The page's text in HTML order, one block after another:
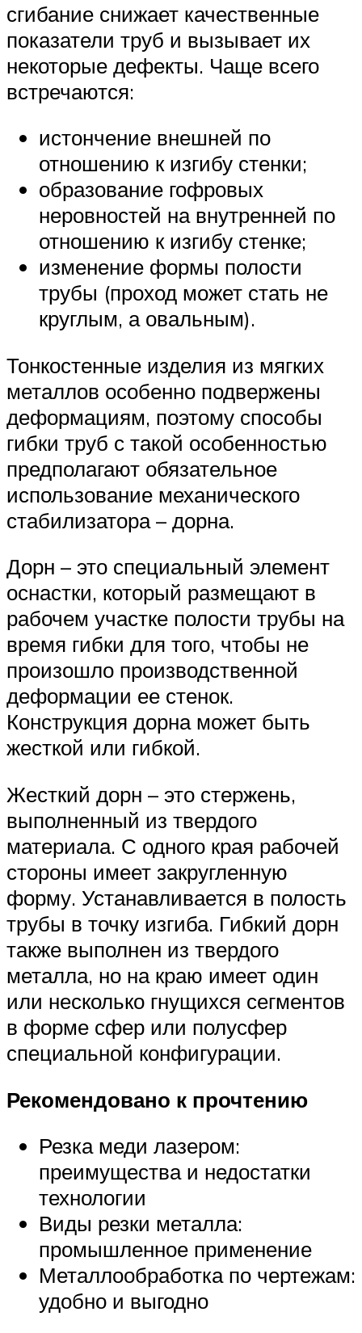
сгибание снижает качественные
показатели труб и вызывает их
некоторые дефекты. Чаще всего
встречаются:
истончение внешней по
отношению к изгибу стенки;
образование гофровых
неровностей на внутренней по
отношению к изгибу стенке;
изменение формы полости
трубы (проход может стать не
круглым, а овальным).
Тонкостенные изделия из мягких
металлов особенно подвержены
деформациям, поэтому способы
гибки труб с такой особенностью
предполагают обязательное
использование механического
стабилизатора – дорна.
Дорн – это специальный элемент
оснастки, который размещают в
рабочем участке полости трубы на
время гибки для того, чтобы не
произошло производственной
деформации ее стенок.
Конструкция дорна может быть
жесткой или гибкой.
Жесткий дорн – это стержень,
выполненный из твердого
материала. С одного края рабочей
стороны имеет закругленную
форму. Устанавливается в полость
трубы в точку изгиба. Гибкий дорн
также выполнен из твердого
металла, но на краю имеет один
или несколько гнущихся сегментов
в форме сфер или полусфер
специальной конфигурации.
Рекомендовано к прочтению
Резка меди лазером:
преимущества и недостатки
технологии
Виды резки металла:
промышленное применение
Металлообработка по чертежам:
удобно и выгодно